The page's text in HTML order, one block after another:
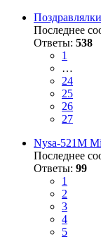
Поздравлялки
Последнее
Ответы: 538
1
…
24
25
26
27
Nysa-521M
Последнее
Ответы: 99
1
2
3
4
5